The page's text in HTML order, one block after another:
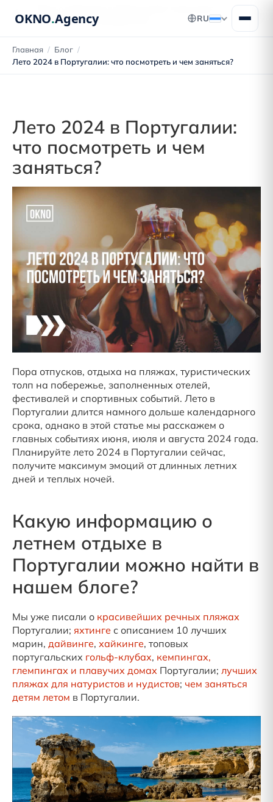
OKNO.Agency RU
Главная / Блог /
Лето 2024 в Португалии: что посмотреть и чем заняться?
ВНЖ, ПМЖ и гражданства
Лето 2024 в Португалии:
что посмотреть и чем
заняться?
Пора отпусков, отдыха на пляжах, туристических
толп на побережье, заполненных отелей,
фестивалей и спортивных событий. Лето в
Португалии длится намного дольше календарного
срока, однако в этой статье мы расскажем о
главных событиях июня, июля и августа 2024 года.
Планируйте лето 2024 в Португалии сейчас,
получите максимум эмоций от длинных летних
дней и теплых ночей.
Какую информацию о
летнем отдыхе в
Португалии можно найти в
нашем блоге?
Мы уже писали о красивейших речных пляжах
Португалии; яхтинге с описанием 10 лучших
марин, дайвинге, хайкинге, топовых
португальских гольф-клубах, кемпингах,
глемпингах и плавучих домах Португалии; лучших
пляжах для натуристов и нудистов; чем заняться
детям летом в Португалии.